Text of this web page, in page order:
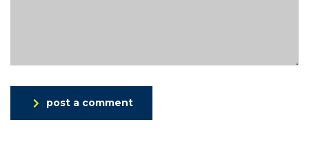
post a comment